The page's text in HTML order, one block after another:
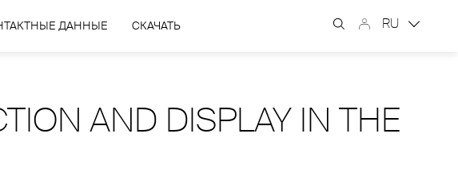
ДАННЫЕ СКАЧАТЬ RU
AND DISPLAY IN THE